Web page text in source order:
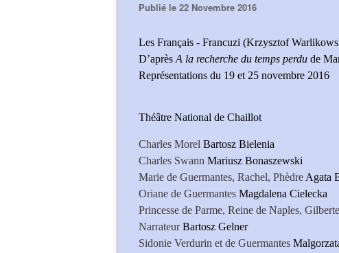
Publié le 22 Novembre 2016
Les Français - Francuzi (Krzysztof
D’après A la recherche du temps perdu de
Représentations du 19 et 25 novembre 2016
Théâtre National de Chaillot
Charles Morel Bartosz Bielenia
Charles Swann Mariusz Bonaszewski
Marie de Guermantes, Rachel, Phèdre Agata
Oriane de Guermantes Magdalena Cielecka
Princesse de Parme, Reine de Naples,
NarrateurBartosz Gelner
Sidonie Verdurin et de Guermantes